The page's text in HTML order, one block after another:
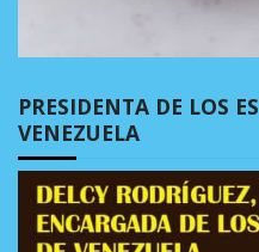
PRESIDENTA DE LOS
VENEZUELA